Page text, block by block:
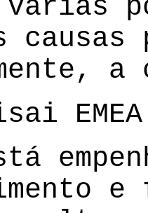
várias
causas
a
e